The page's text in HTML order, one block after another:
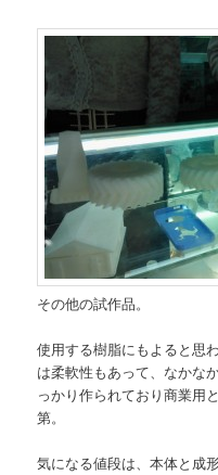
その他の試作品。
使用する樹脂にもよると思
は柔軟性もあって、なかな
っかり作られており商業用
第。
気になる値段は、本体と成